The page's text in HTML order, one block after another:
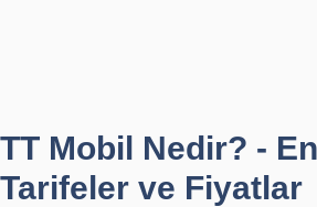
TT Mobil Nedir? -
Tarifeler ve Fiyatlar